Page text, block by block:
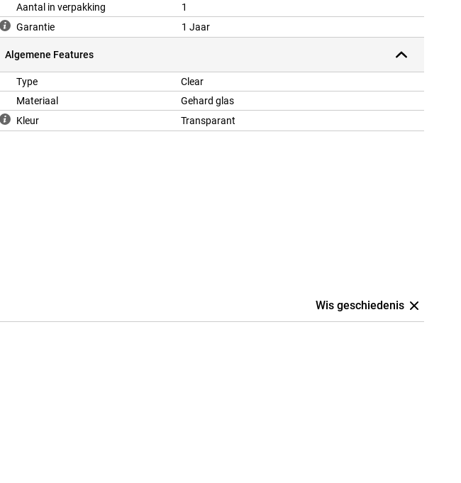
Aantal in verpakking
1
Garantie
1 Jaar
Algemene Features
Type
Clear
Materiaal
Gehard glas
Kleur
Transparant
Wis geschiedenis